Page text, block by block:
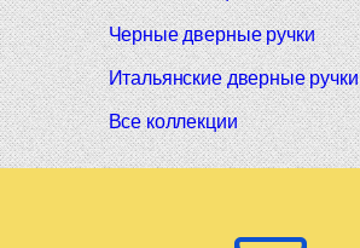
Черные дверные ручки
Итальянские дверные ручки
Все коллекции